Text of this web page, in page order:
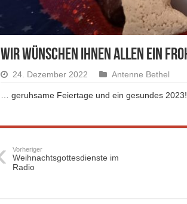
Wir wünschen Ihnen allen ein
24. Dezember 2022 Antenne Bethel
… geruhsame Feiertage und ein gesundes
Vorheriger
Weihnachtsgottesdienste im
Radio